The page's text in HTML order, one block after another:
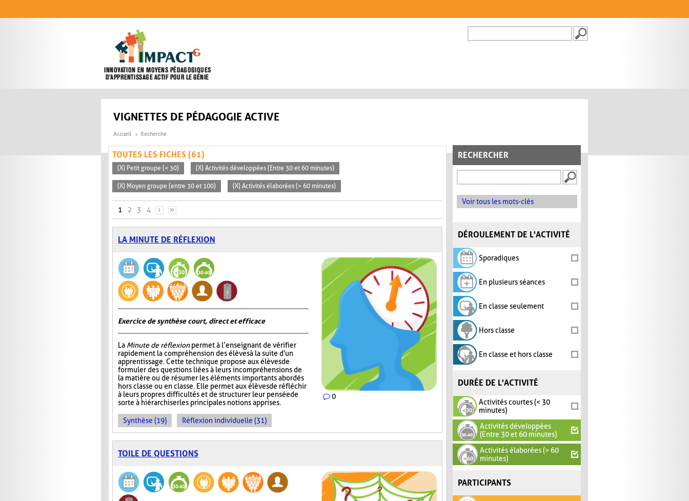
FORMULAIRE DE
VIGNETTES DE PÉDAGOGIE ACTIVE
Accueil Recherche
RECHERCHER
Voir tous les mots-clés
DÉROULEMENT DE L'ACTIVITÉ
Sporadiques
En plusieurs séances
En classe seulement
Hors classe
En classe et hors classe
DURÉE DE L'ACTIVITÉ
Activités courtes (< 30
minutes)
Activités développées
(Entre 30 et 60 minutes)
Activités élaborées (> 60
minutes)
PARTICIPANTS
TOUTES LES FICHES (61)
(X) Petit groupe (< 30) (X) Activités développées (Entre 30 et 60 minutes)
(X) Moyen groupe (entre 30 et 100) (X) Activités élaborées (> 60 minutes)
PAGES
1 2 3 4 › »
LA MINUTE DE RÉFLEXION
0
Exercice de synthèse court, direct et efficace
La Minute de réflexionpermet à l’enseignant de vérifier
rapidement la compréhension des élèves à la suite d'un
apprentissage. Cette technique propose aux élèves de
formuler des questions liées à leurs incompréhensions de
la matière ou de résumer les éléments importants abordés
hors classe ou en classe. Elle permet aux élèves de réfléchir
à leurs propres difficultés et de structurer leur pensée de
sorte à hiérarchiser les principales notions apprises.
Synthèse (19) Réflexion individuelle (31)
TOILE DE QUESTIONS